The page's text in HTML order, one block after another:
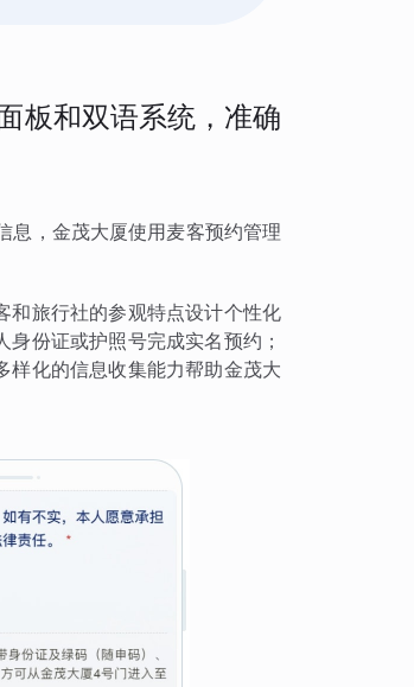
板和双语系统，准确
息，金茂大厦使用麦客预约管理
和旅行社的参观特点设计个性化
份证或护照号完成实名预约；
样化的信息收集能力帮助金茂大